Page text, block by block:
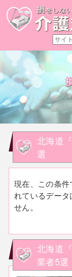
北海道
選
現在、この条件
れているデータ
せん。
北海道
業者5選